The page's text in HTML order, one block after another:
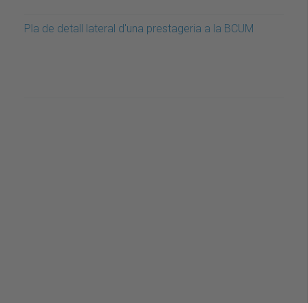
Pla de detall lateral d'una prestageria a la BCUM